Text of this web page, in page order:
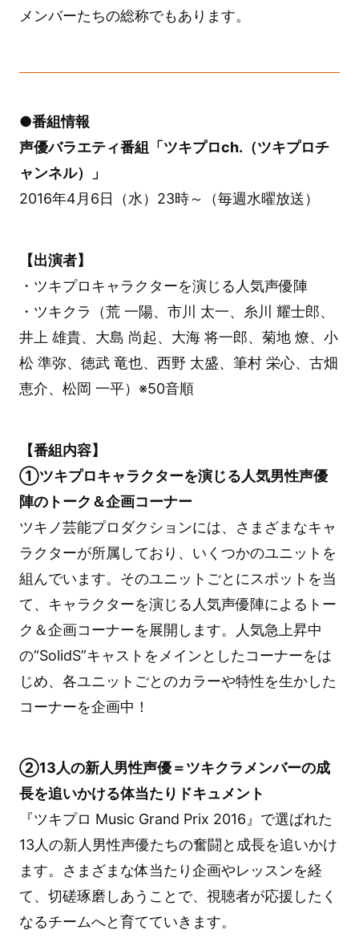
メンバーたちの総称でもあります。
●番組情報
声優バラエティ番組「ツキプロch.（ツキプロチ
ャンネル）」
2016年4月6日（水）23時～（毎週水曜放送）
【出演者】
・ツキプロキャラクターを演じる人気声優陣
・ツキクラ（荒 一陽、市川 太一、糸川 耀士郎、
井上 雄貴、大島 尚起、大海 将一郎、菊地 燎、小
松 準弥、徳武 竜也、西野 太盛、筆村 栄心、古畑
恵介、松岡 一平）※50音順
【番組内容】
①ツキプロキャラクターを演じる人気男性声優
陣のトーク＆企画コーナー
ツキノ芸能プロダクションには、さまざまなキャ
ラクターが所属しており、いくつかのユニットを
組んでいます。そのユニットごとにスポットを当
て、キャラクターを演じる人気声優陣によるトー
ク＆企画コーナーを展開します。人気急上昇中
の“SolidS”キャストをメインとしたコーナーをは
じめ、各ユニットごとのカラーや特性を生かした
コーナーを企画中！
②13人の新人男性声優＝ツキクラメンバーの成
長を追いかける体当たりドキュメント
『ツキプロ Music Grand Prix 2016』で選ばれた
13人の新人男性声優たちの奮闘と成長を追いかけ
ます。さまざまな体当たり企画やレッスンを経
て、切磋琢磨しあうことで、視聴者が応援したく
なるチームへと育てていきます。